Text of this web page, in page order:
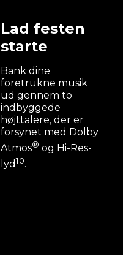
Lad festen
starte
Bank dine
foretrukne musik
ud gennem to
indbyggede
højttalere, der er
forsynet med Dolby
Atmos® og Hi-Res-
lyd10.